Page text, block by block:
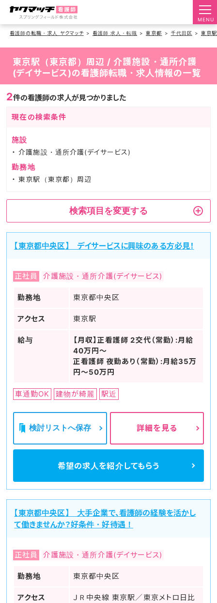
MENU
看護師の転職・求人 ヤクマッチ 看護師 求人・転職 東京都 千代田区 東京
東京駅（東京都）周辺 / 介護施設・通所介護
(デイサービス)の看護師転職・求人情報の一覧
2件の看護師の求人が見つかりました
現在の検索条件
施設
介護施設・通所介護(デイサービス)
勤務地
東京駅（東京都）周辺
検索項目を変更する
【東京都中央区】 デイサービスに興味のある方必見！
正社員 介護施設・通所介護(デイサービス)
勤務地 東京都中央区
アクセス 東京駅
給与
【月収】正看護師 2交代（常勤）:月給
40万円～
正看護師 夜勤あり（常勤）:月給35万
円～50万円
車通勤OK 建物が綺麗 駅近
検討リストへ保存 詳細を見る
希望の求人を紹介してもらう
【東京都中央区】 大手企業で、看護師の経験を活かし
て働きませんか？好条件・好待遇！
正社員 介護施設・通所介護(デイサービス)
勤務地 東京都中央区
アクセス
ＪＲ中央線 東京駅／東京メトロ日比